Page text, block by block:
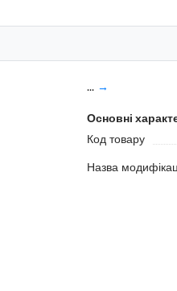
... →
Основні
Код товару
Назва